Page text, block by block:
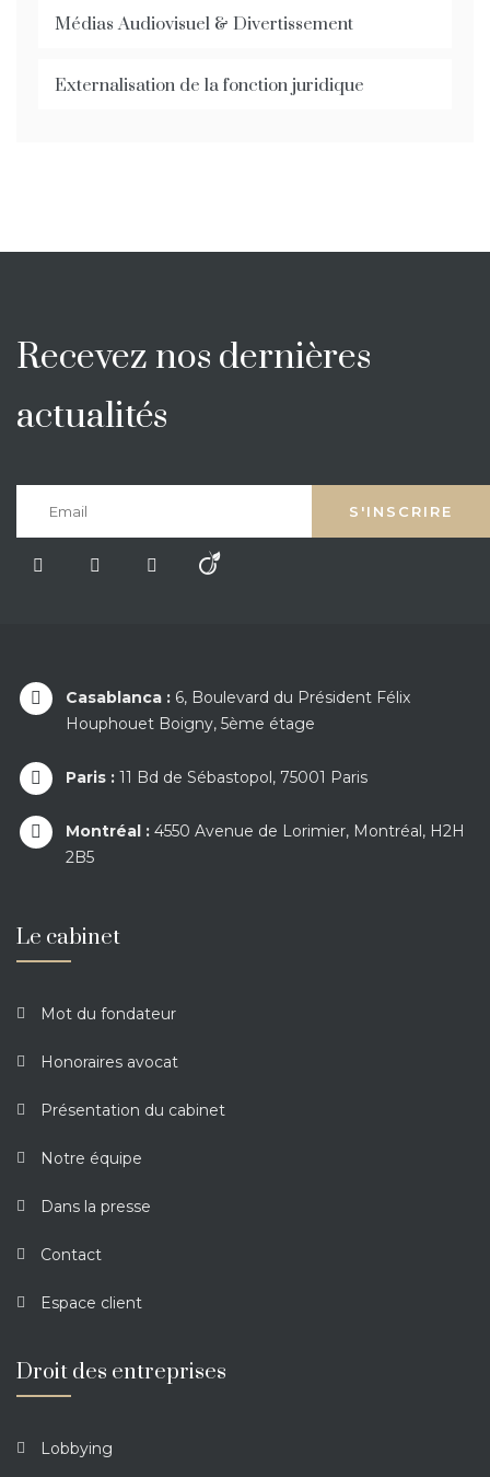
Médias Audiovisuel & Divertissement
Externalisation de la fonction juridique
Recevez nos dernières
actualités
Casablanca : 6, Boulevard du Président Félix
Houphouet Boigny, 5ème étage
Paris : 11 Bd de Sébastopol, 75001 Paris
Montréal : 4550 Avenue de Lorimier, Montréal, H2H
2B5
Le cabinet
Mot du fondateur
Honoraires avocat
Présentation du cabinet
Notre équipe
Dans la presse
Contact
Espace client
Droit des entreprises
Lobbying